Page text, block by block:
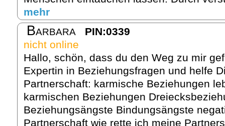
mehr
Barbara
PIN:0339
nicht online
Hallo, schön, dass du den Weg zu mir
Expertin in Beziehungsfragen und helfe
Partnerschaft: karmische Beziehungen
karmischen Beziehungen
Beziehungsängste Bindungsängste
Partnerschaft wie rette ich meine